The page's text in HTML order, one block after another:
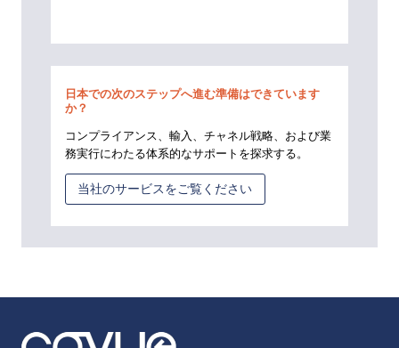
日本での次のステップへ進む準備はできています
か？
コンプライアンス、輸入、チャネル戦略、および業
務実行にわたる体系的なサポートを探求する。
当社のサービスをご覧ください